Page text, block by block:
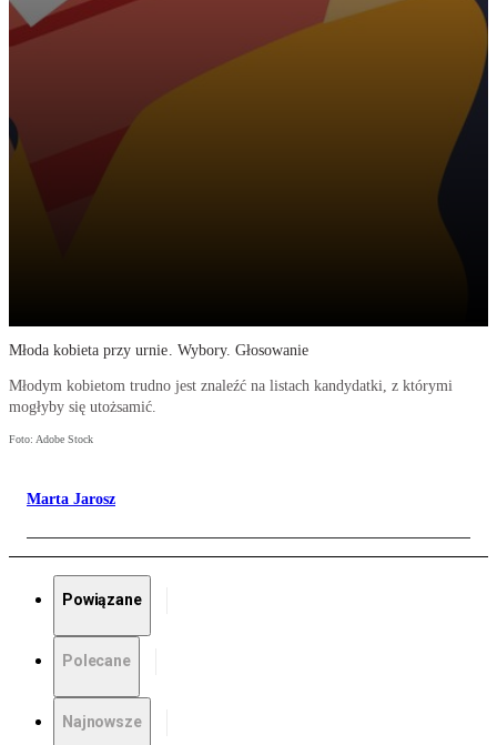
Młoda kobieta przy urnie. Wybory. Głosowanie
Młodym kobietom trudno jest znaleźć na listach kandydatki, z którymi
mogłyby się utożsamić.
Foto: Adobe Stock
Marta Jarosz
Powiązane
Polecane
Najnowsze